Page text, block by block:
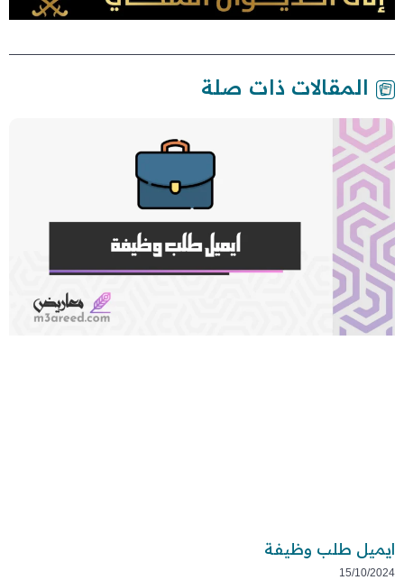
المقالات ذات صلة
ايميل طلب وظيفة
15/10/2024